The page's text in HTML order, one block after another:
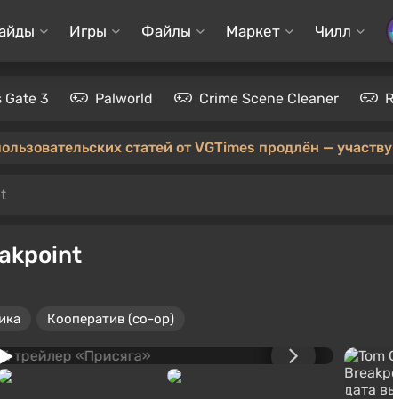
Игры Файлы Маркет Чилл
Gate 3 Palworld Crime Scene Cleaner
статей от VGTimes продлён —
Кооператив (co-op)